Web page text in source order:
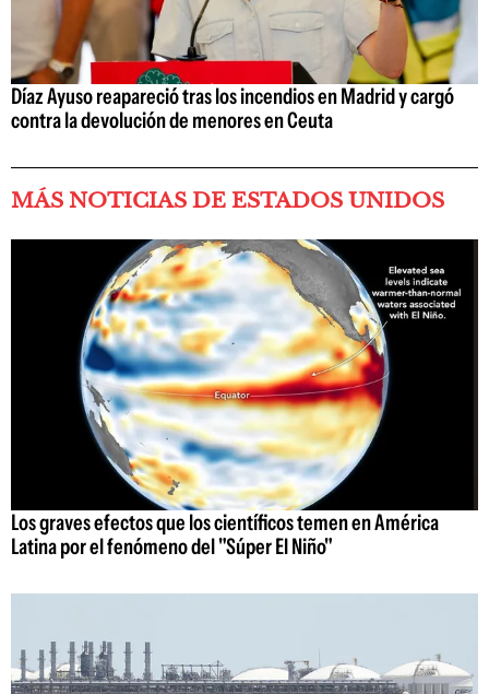
Díaz Ayuso reapareció tras los incendios en Madrid y cargó
contra la devolución de menores en Ceuta
MÁS NOTICIAS DE ESTADOS UNIDOS
Los graves efectos que los científicos temen en América
Latina por el fenómeno del "Súper El Niño"